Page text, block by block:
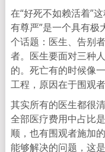
在“好死不如赖活着”
有尊严”是一个具有极
个话题：医生、告别
者。医生要面对三种
的。死亡有的时候像
工程，原因在于围观
其实所有的医生都很
全部医疗费用中占比
顺，也有围观者施加
能够解决的问题，这